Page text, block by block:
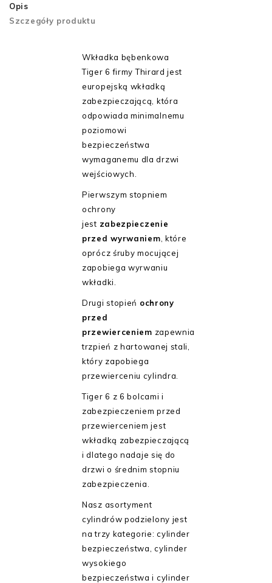
Opis
Szczegóły produktu
Wkładka bębenkowa
Tiger 6 firmy Thirard jest
europejską wkładką
zabezpieczającą, która
odpowiada minimalnemu
poziomowi
bezpieczeństwa
wymaganemu dla drzwi
wejściowych.
Pierwszym stopniem
ochrony
jest zabezpieczenie
przed wyrwaniem , które
oprócz śruby mocującej
zapobiega wyrwaniu
wkładki.
Drugi stopień ochrony
przed
przewierceniem zapewnia
trzpień z hartowanej stali,
który zapobiega
przewierceniu cylindra.
Tiger 6 z 6 bolcami i
zabezpieczeniem przed
przewierceniem jest
wkładką zabezpieczającą
i dlatego nadaje się do
drzwi o średnim stopniu
zabezpieczenia.
Nasz asortyment
cylindrów podzielony jest
na trzy kategorie: cylinder
bezpieczeństwa, cylinder
wysokiego
bezpieczeństwa i cylinder